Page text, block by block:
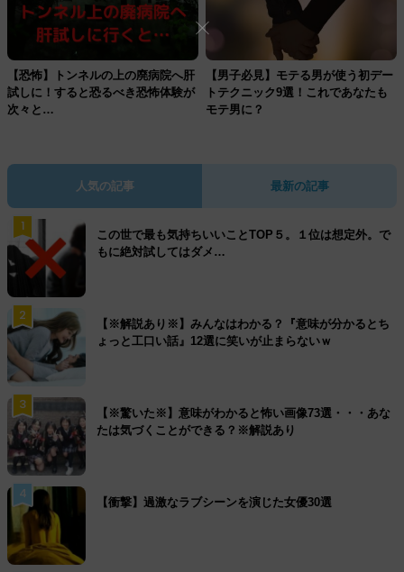
【恐怖】トンネルの上の廃病院へ肝
試しに！すると恐るべき恐怖体験が
次々と…
【男子必見】モテる男が使う初デー
トテクニック9選！これであなたも
モテ男に？
人気の記事 最新の記事
1
この世で最も気持ちいいことTOP５。１位は想定外。で
もに絶対試してはダメ…
2
【※解説あり※】みんなはわかる？『意味が分かるとち
ょっと工口い話』12選に笑いが止まらないｗ
3
【※驚いた※】意味がわかると怖い画像73選・・・あな
たは気づくことができる？※解説あり
4
【衝撃】過激なラブシーンを演じた女優30選